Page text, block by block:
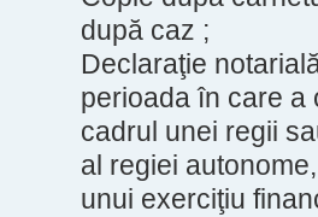
după caz ;
Declaraţie
perioada în care a
cadrul unei regii
al regiei
unui exerciţiu